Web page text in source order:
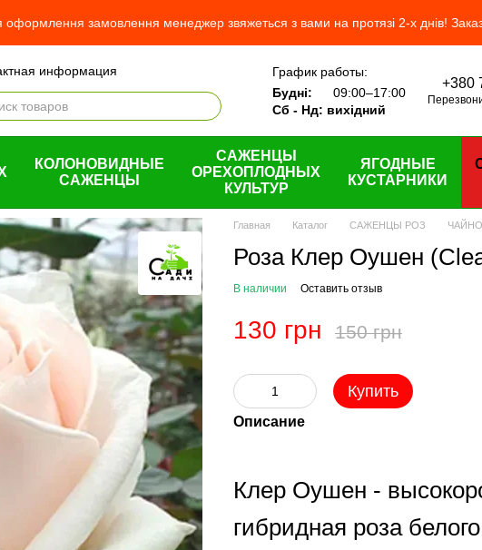
оформлення замовлення менеджер звяжеться з вами на протязі 2-х днів!
информация
о магазине
О нас
и доставка
График работы:
Будні:
09:00–17:00
Сб - Нд: вихідний
+380
КОЛОНОВИДНЫЕ
САЖЕНЦЫ
САЖЕНЦЫ
ОРЕХОПЛОДНЫХ
КУЛЬТУР
ЯГОДНЫЕ
КУСТАРНИКИ
Главная Каталог САЖЕНЦЫ РОЗ
Роза Клер Оушен
В наличии Оставить отзыв
130 грн 150 грн
Купить
Описание
Клер Оушен -
гибридная роза